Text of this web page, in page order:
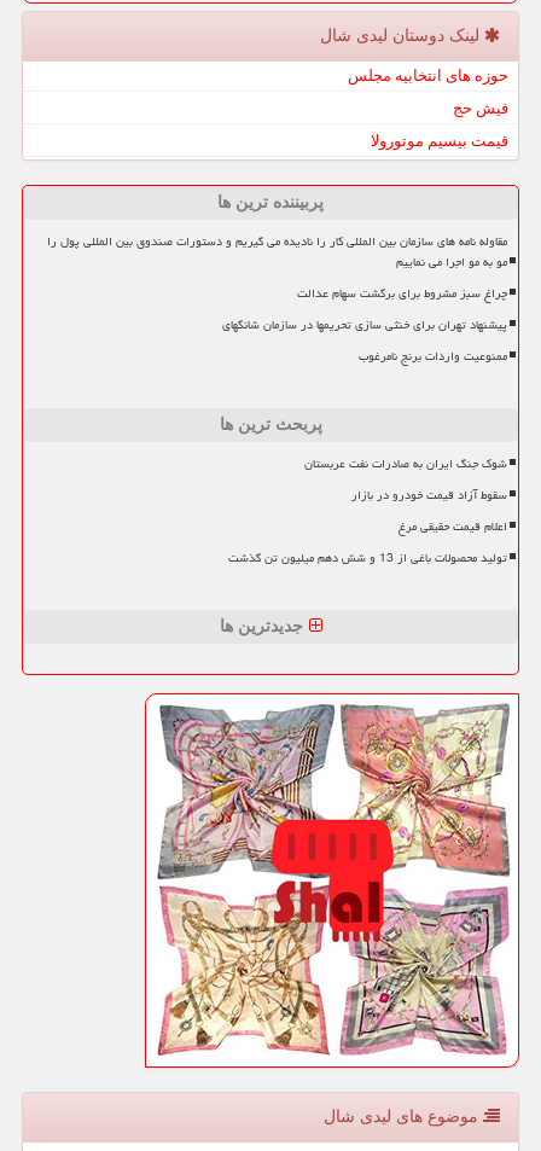
لینک دوستان لیدی شال
حوزه های انتخابیه مجلس
فیش حج
قیمت بیسیم موتورولا
پربیننده ترین ها
مقاوله نامه های سازمان بین المللی کار را نادیده می گیریم و دستورات صندوق بین المللی پول را
مو به مو اجرا می نماییم
چراغ سبز مشروط برای برگشت سهام عدالت
پیشنهاد تهران برای خنثی سازی تحریمها در سازمان شانگهای
ممنوعیت واردات برنج نامرغوب
پربحث ترین ها
شوک جنگ ایران به صادرات نفت عربستان
سقوط آزاد قیمت خودرو در بازار
اعلام قیمت حقیقی مرغ
تولید محصولات باغی از 13 و شش دهم میلیون تن گذشت
جدیدترین ها
موضوع های لیدی شال